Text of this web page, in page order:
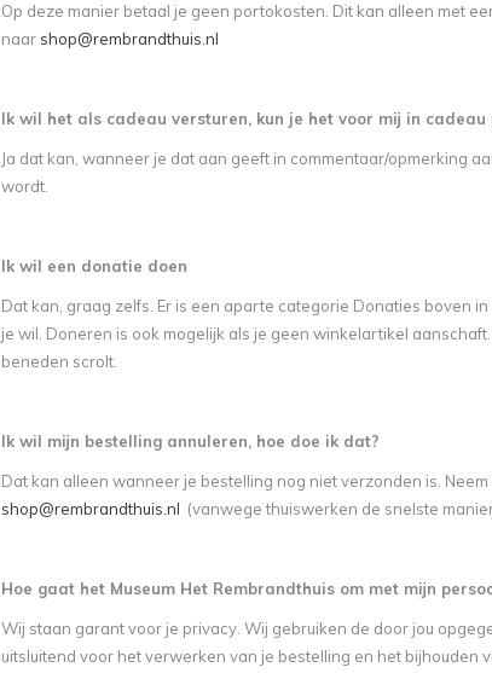
Op deze manier betaal je geen portokosten. Dit kan alleen met
naar shop@rembrandthuis.nl
Ik wil het als cadeau versturen, kun je het voor mij in cadeau
Ja dat kan, wanneer je dat aan geeft in commentaar/opmerking
wordt.
Ik wil een donatie doen
Dat kan, graag zelfs. Er is een aparte categorie Donaties boven
je wil. Doneren is ook mogelijk als je geen winkelartikel
beneden scrolt.
Ik wil mijn bestelling annuleren, hoe doe ik dat?
Dat kan alleen wanneer je bestelling nog niet verzonden is.
shop@rembrandthuis.nl (vanwege thuiswerken de snelste
Hoe gaat het Museum Het Rembrandthuis om met mijn
Wij staan garant voor je privacy. Wij gebruiken de door jou
uitsluitend voor het verwerken van je bestelling en het